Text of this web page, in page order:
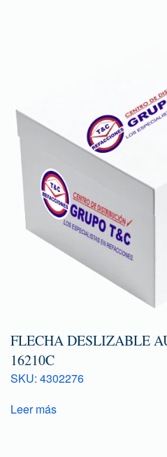
FLECHA DESLIZABLE
16210C
SKU: 4302276
Leer más